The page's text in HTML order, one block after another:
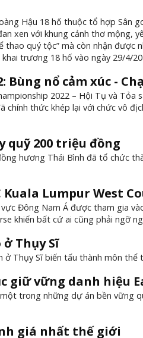
Hậu 18 hố thuộc tổ hợp Sân
xen với khung cảnh thơ mộng,
quý tộc” mà còn nhận được
trương 18 hố vào ngày 29/4/
Bùng nổ cảm xúc -
2022 – Hội Tụ và
chính thức khép lại với chức vô
quỹ 200 triệu đồng
hương Thái Bình đã tổ chức
Lumpur West
Đông Nam Á được tham gia
khiến bất cứ ai cũng phải ngỡ
Thụy Sĩ
Thụy Sĩ biến tấu thành môn thể
giữ vững danh hiệu
trong những dự án bền vững
giá nhất thế giới